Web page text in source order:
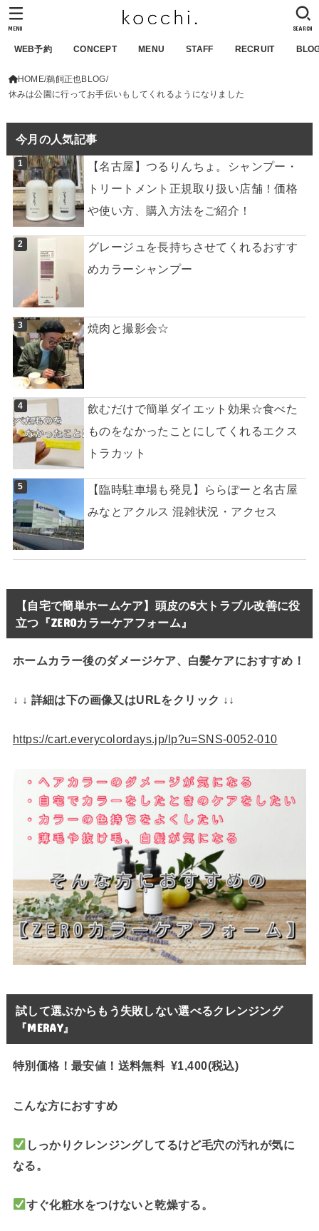
WEB予約 CONCEPT MENU STAFF RECRUIT
SEARCH
MENU
HOME 鵜飼正也BLOG
休みは公園に行ってお手伝いもしてくれるようになりました
今月の人気記事
【名古屋】つるりんちょ。シャンプー・
トリートメント正規取り扱い店舗！価格
や使い方、購入方法をご紹介！
グレージュを長持ちさせてくれるおすす
めカラーシャンプー
焼肉と撮影会☆
飲むだけで簡単ダイエット効果☆食べた
ものをなかったことにしてくれるエクス
トラカット
【臨時駐車場も発見】ららぽーと名古屋
みなとアクルス 混雑状況・アクセス
【自宅で簡単ホームケア】頭皮の5大トラブル改善に役
立つ『ZEROカラーケアフォーム』
ホームカラー後のダメージケア、白髪ケアにおすすめ！
↓ ↓ 詳細は下の画像又はURLをクリック ↓↓
https://cart.everycolordays.jp/lp?u=SNS-0052-010
試して選ぶからもう失敗しない選べるクレンジング
『MERAY』
特別価格！最安値！送料無料 ¥1,400(税込)
こんな方におすすめ
しっかりクレンジングしてるけど毛穴の汚れが気に
なる。
すぐ化粧水をつけないと乾燥する。